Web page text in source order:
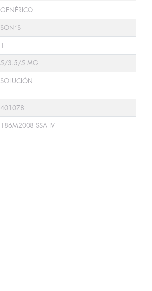
GENÉRICO
SON´S
1
5/3.5/5 MG
SOLUCIÓN
401078
186M2008 SSA IV